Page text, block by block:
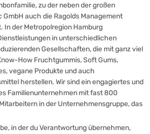
zu der neben der großen
auch die Ragolds Management
In der Metropolregion Hamburg
in unterschiedlichen
Gesellschaften, die mit ganz viel
How Fruchtgummis, Soft Gums,
vegane Produkte und auch
herstellen. Wir sind ein engagiertes und
Familienunternehmen mit fast 800
in der Unternehmensgruppe, das
in der du Verantwortung übernehmen,